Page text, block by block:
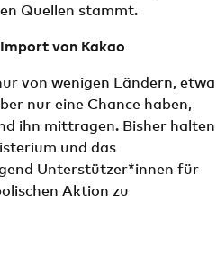
Quellen stammt.
von Kakao
von wenigen Ländern, etwa
nur eine Chance haben,
ihn mittragen. Bisher halten
und das
Unterstützer*innen für
Aktion zu